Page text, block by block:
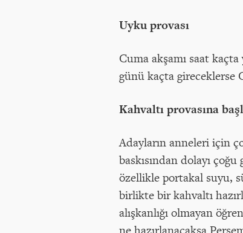
Uyku provası
Cuma akşamı saat
günü kaçta gireceklerse
Kahvaltı provasına
Adayların anneleri için
baskısından dolayı
özellikle portakal suyu,
birlikte bir kahvaltı
alışkanlığı olmayan